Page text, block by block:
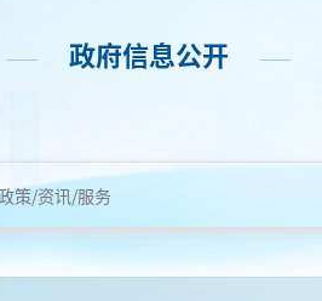
—— 政府信息公开 ——